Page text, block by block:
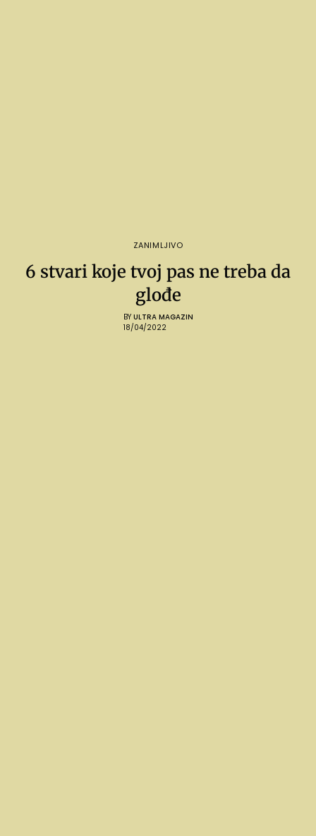
ZANIMLJIVO
6 stvari koje tvoj pas ne treba da
glođe
BY ULTRA MAGAZIN
18/04/2022